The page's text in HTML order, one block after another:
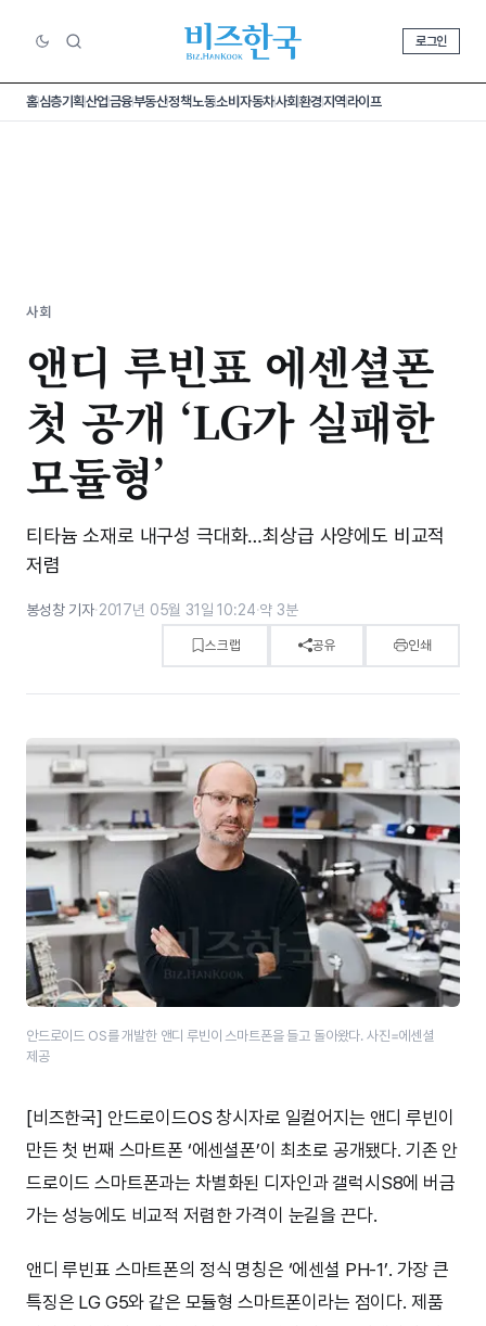
로그인
홈심층기획산업금융부동산정책노동소비 자동차사회환경지역라이프
사회
앤디 루빈표 에센셜폰
첫 공개 ‘LG가 실패한
모듈형’
티타늄 소재로 내구성 극대화…최상급 사양에도 비교적
저렴
봉성창 기자·2017년 05월 31일 10:24·약 3분
스크랩 공유 인쇄
안드로이드 OS를 개발한 앤디 루빈이 스마트폰을 들고 돌아왔다. 사진=에센셜
제공
[비즈한국] 안드로이드OS 창시자로 일컬어지는 앤디 루빈이
만든 첫 번째 스마트폰 ‘에센셜폰’이 최초로 공개됐다. 기존 안
드로이드 스마트폰과는 차별화된 디자인과 갤럭시S8에 버금
가는 성능에도 비교적 저렴한 가격이 눈길을 끈다.
앤디 루빈표 스마트폰의 정식 명칭은 ‘에센셜 PH-1’. 가장 큰
특징은 LG G5와 같은 모듈형 스마트폰이라는 점이다. 제품